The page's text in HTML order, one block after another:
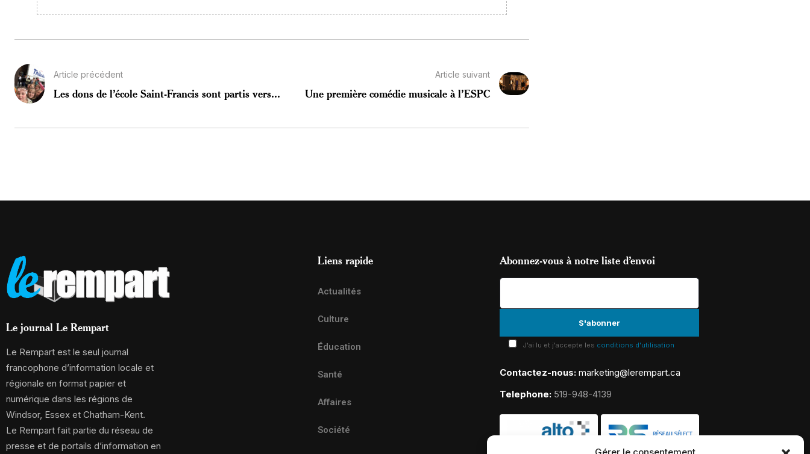
Article précédent
Les dons de l’école Saint-Francis sont partis vers...
Article suivant
Une première comédie musicale à l’ESPC
Le journal Le Rempart
Le Rempart est le seul journal
francophone d’information locale et
régionale en format papier et
numérique dans les régions de
Windsor, Essex et Chatham-Kent.
Le Rempart fait partie du réseau de
presse et de portails d’information en
Liens rapide
Actualités
Culture
Éducation
Santé
Affaires
Société
Abonnez-vous à notre liste d’envoi
J'ai lu et j'accepte les conditions d'utilisation
Contactez-nous: marketing@lerempart.ca
Telephone: 519-948-4139